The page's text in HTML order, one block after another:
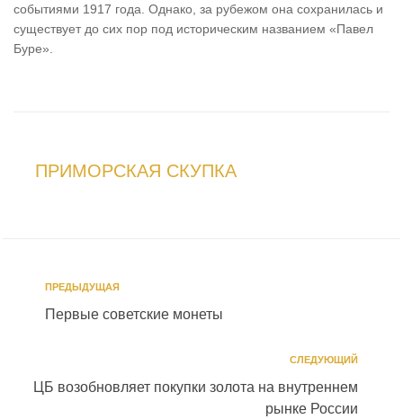
событиями 1917 года. Однако, за рубежом она сохранилась и
существует до сих пор под историческим названием «Павел
Буре».
ПРИМОРСКАЯ СКУПКА
ПРЕДЫДУЩАЯ
Первые советские монеты
СЛЕДУЮЩИЙ
ЦБ возобновляет покупки золота на внутреннем
рынке России